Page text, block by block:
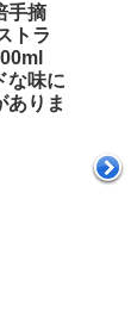
手摘
トラ
な味に
ありま